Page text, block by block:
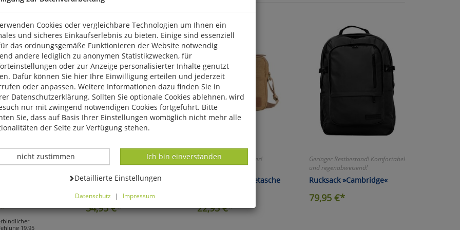
- Technik,
19,95
Canvas-Reisetasche
54,95€*
Das kleine Platzwunder!
Canvas-Umhängetasche
22,95€*
Geringer Restbestand! Komfortabel
und regenabweisend!
Rucksack »Cambridge«
79,95€*
Cookies oder vergleichbare Technologien um Ihnen ein
und sicheres Einkaufserlebnis zu bieten. Einige sind essenziell
das ordnungsgemäße Funktionieren der Website notwendig
andere lediglich zu anonymen Statistikzwecken, für
oder zur Anzeige personalisierter Inhalte genutzt
Dafür können Sie hier Ihre Einwilligung erteilen und jederzeit
oder anpassen. Weitere Informationen dazu finden Sie in
Datenschutzerklärung. Sollten Sie optionale Cookies ablehnen, wird
nur mit zwingend notwendigen Cookies fortgeführt. Bitte
Sie, dass auf Basis Ihrer Einstellungen womöglich nicht mehr alle
der Seite zur Verfügung stehen.
Datenverarbeitung -
Ich bin einverstanden
Datenverarbeitung -
nicht zustimmen
Datenverarbeitung -
Detaillierte Einstellungen
Datenschutz | Impressum
ablehnen, wird Ihr Besuch nur mit zwingend notwendigen Cookies
Bitte beachten Sie, dass auf Basis Ihrer Einstellungen womöglich